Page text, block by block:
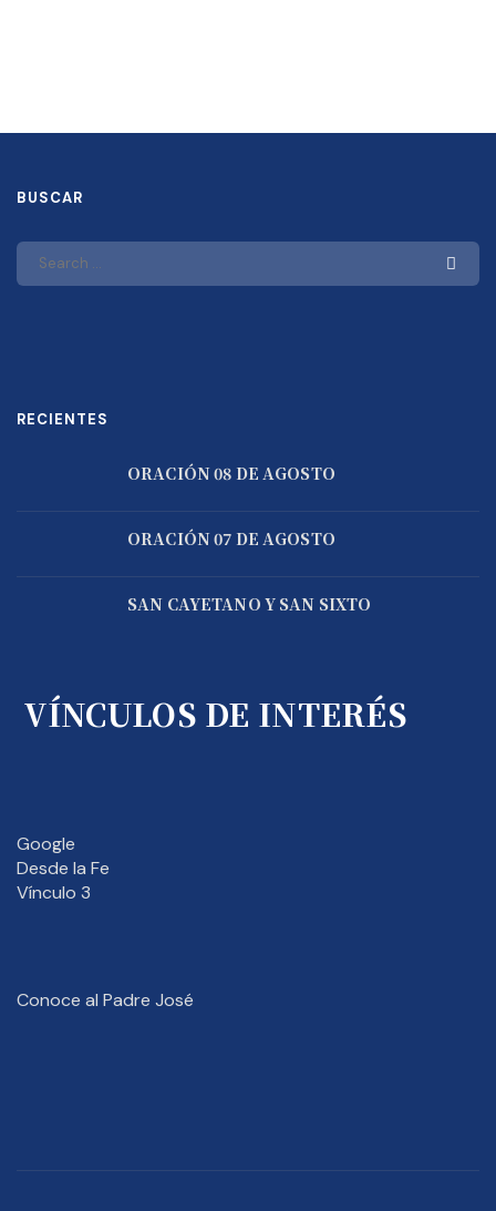
BUSCAR
RECIENTES
ORACIÓN 08 DE AGOSTO
ORACIÓN 07 DE AGOSTO
SAN CAYETANO Y SAN SIXTO
VÍNCULOS DE INTERÉS
Google
Desde la Fe
Vínculo 3
Conoce al Padre José